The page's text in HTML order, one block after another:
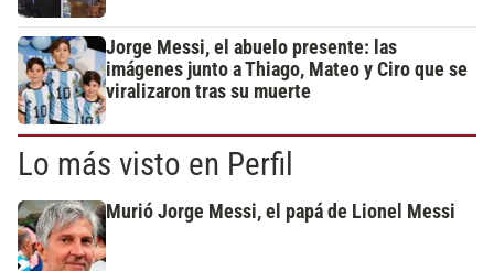
Jorge Messi, el abuelo presente: las
imágenes junto a Thiago, Mateo y Ciro que se
viralizaron tras su muerte
Lo más visto en Perfil
Murió Jorge Messi, el papá de Lionel Messi